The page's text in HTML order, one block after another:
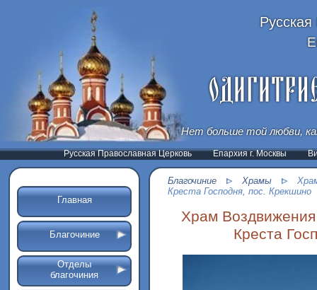
Нет больше той любви,
Русская Православная Церковь Епархия г. Москвы
Главная
Благочиние
Отделы
благочиния
Благочиние Храмы
Креста Господня, пос. Крекшино
Храм
Креста